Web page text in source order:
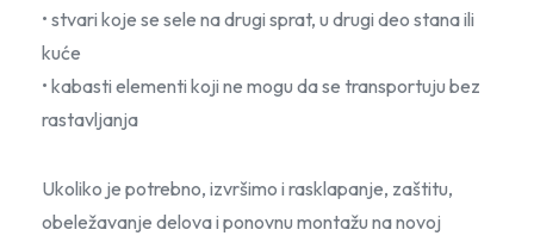
• stvari koje se sele na drugi sprat, u drugi deo stana ili
kuće
• kabasti elementi koji ne mogu da se transportuju bez
rastavljanja
Ukoliko je potrebno, izvršimo i rasklapanje, zaštitu,
obeležavanje delova i ponovnu montažu na novoj